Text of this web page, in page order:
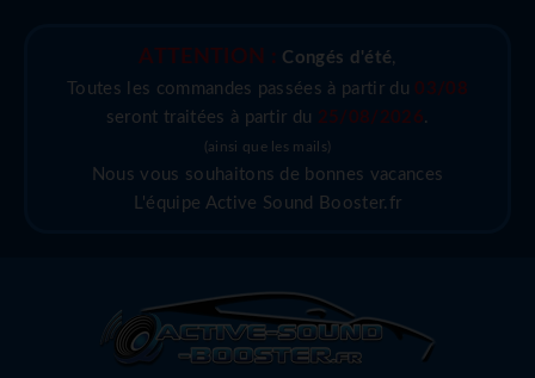
ATTENTION : Congés d'été,
Toutes les commandes passées à partir du 03/08
seront traitées à partir du 25/08/2026.
(ainsi que les mails)
Nous vous souhaitons de bonnes vacances
L'équipe Active Sound Booster.fr